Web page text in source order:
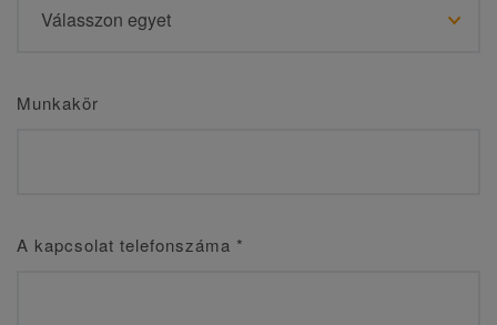
Munkakör
A kapcsolat telefonszáma *